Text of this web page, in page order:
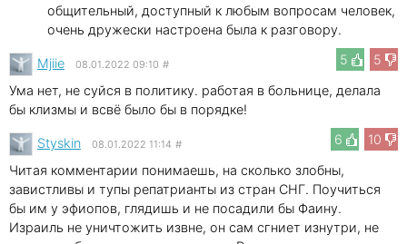
общительный, доступный к любым вопросам человек,
очень дружески настроена была к разговору.
5
5
Mjiie 08.01.2022 09:10 #
Ума нет, не суйся в политику. работая в больнице, делала
бы клизмы и всвё было бы в порядке!
6
10
Styskin 08.01.2022 11:14 #
Читая комментарии понимаешь, на сколько злобны,
завистливы и тупы репатрианты из стран СНГ. Поучиться
бы им у эфиопов, глядишь и не посадили бы Фаину.
Израиль не уничтожить извне, он сам сгниет изнутри, не